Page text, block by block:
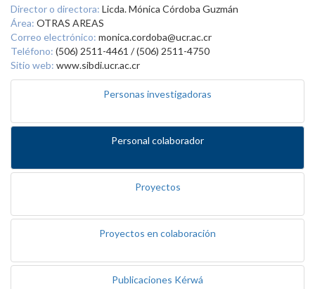
Director o directora: Licda. Mónica Córdoba Guzmán
Área: OTRAS AREAS
Correo electrónico: monica.cordoba@ucr.ac.cr
Teléfono: (506) 2511-4461 / (506) 2511-4750
Sitio web: www.sibdi.ucr.ac.cr
Personas investigadoras
Personal colaborador
Proyectos
Proyectos en colaboración
Publicaciones Kérwá